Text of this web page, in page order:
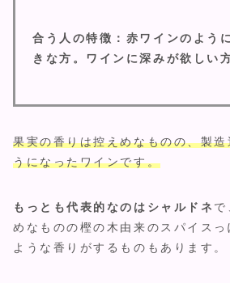
合う人の特徴：赤ワインのよう
きな方。ワインに深みが欲しい方
果実の香りは控えめなものの、製
うになったワインです。
もっとも代表的なのはシャルドネ で
めなものの樫の木由来のスパイス
ような香りがするものもあります。